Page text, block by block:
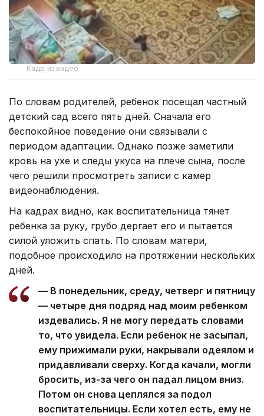
Кадр из видео
По словам родителей, ребенок посещал частный
детский сад всего пять дней. Сначала его
беспокойное поведение они связывали с
периодом адаптации. Однако позже заметили
кровь на ухе и следы укуса на плече сына, после
чего решили просмотреть записи с камер
видеонаблюдения.
На кадрах видно, как воспитательница тянет
ребенка за руку, грубо дергает его и пытается
силой уложить спать. По словам матери,
подобное происходило на протяжении нескольких
дней.
— В понедельник, среду, четверг и пятницу
— четыре дня подряд над моим ребенком
издевались. Я не могу передать словами
то, что увидела. Если ребенок не засыпал,
ему прижимали руки, накрывали одеялом и
придавливали сверху. Когда качали, могли
бросить, из-за чего он падал лицом вниз.
Потом он снова цеплялся за подол
воспитательницы. Если хотел есть, ему не